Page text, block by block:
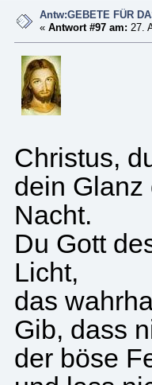
Antw:GEBETE FÜR
«Antwort #97 am: 27.
Christus,
dein Glanz
Nacht.
Du Gott
Licht,
das
Gib, dass
der böse